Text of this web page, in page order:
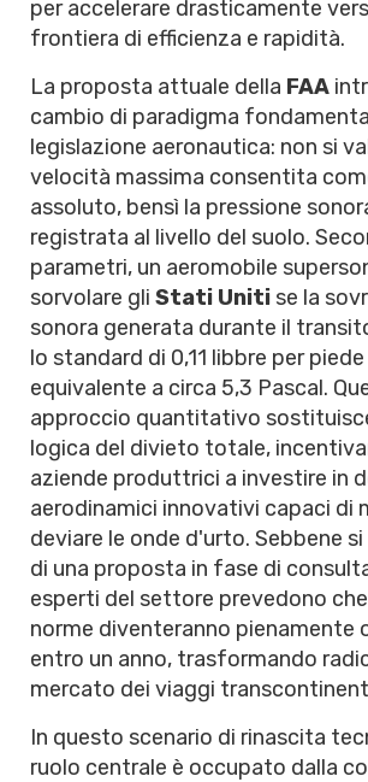
per accelerare drasticamente
frontiera di efficienza e rapidità.
La proposta attuale della FAA
cambio di paradigma
legislazione aeronautica: non si
velocità massima consentita
assoluto, bensì la pressione
registrata al livello del suolo.
parametri, un aeromobile
sorvolare gli Stati Uniti se la
sonora generata durante il
lo standard di 0,11 libbre per
equivalente a circa 5,3 Pascal.
approccio quantitativo
logica del divieto totale,
aziende produttrici a investire in
aerodinamici innovativi capaci di
deviare le onde d'urto. Sebbene
di una proposta in fase di
esperti del settore prevedono
norme diventeranno pienamente
entro un anno, trasformando
mercato dei viaggi
In questo scenario di rinascita
ruolo centrale è occupato dalla